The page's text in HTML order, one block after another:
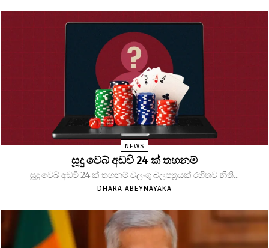
NEWS
සූදු වෙබ් අඩවි 24 ක් තහනම්
සූදු වෙබ් අඩවි 24 ක් තහනම් වලංගු බලපත්‍රයක් රහිතව නීති...
DHARA ABEYNAYAKA